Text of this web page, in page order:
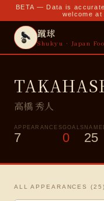
BETA — Data is
welcome at
蹴球
Shukyu · Japan
高橋 秀人
APPEARANCES
7
GOALS
0 25
ALL APPEARANCES (25